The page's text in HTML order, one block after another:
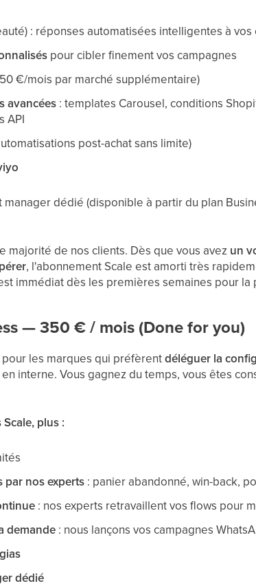
: réponses automatisées intelligentes à vos
pour cibler finement vos campagnes
€/mois par marché supplémentaire)
avancées: templates Carousel, conditions
API
post-achat sans limite)
manager dédié (disponible à partir du plan
majorité de nos clients. Dès que vous avez un
, l'abonnement Scale est amorti très
immédiat dès les premières semaines pour la
— 350 € / mois (Done for you)
les marques qui préfèrentdéléguer la
interne. Vous gagnez du temps, vous êtes
plus :
par nos experts: panier abandonné, win-back,
: nos experts retravaillent vos flows pour
demande: nous lançons vos campagnes
dédié